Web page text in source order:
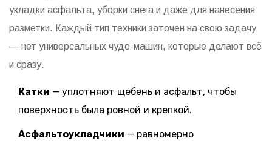
укладки асфальта, уборки снега и даже для нанесения
разметки. Каждый тип техники заточен на свою задачу
— нет универсальных чудо-машин, которые делают всё
и сразу.
Катки — уплотняют щебень и асфальт, чтобы
поверхность была ровной и крепкой.
Асфальтоукладчики — равномерно